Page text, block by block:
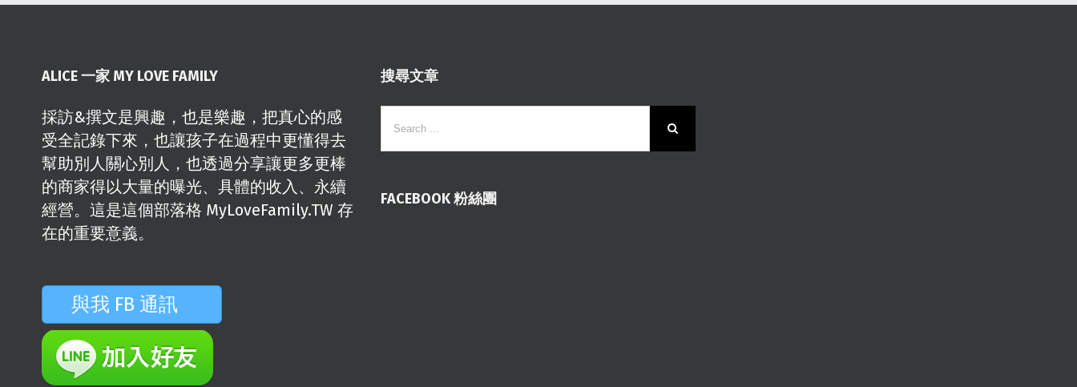
ALICE 一家 MY LOVE FAMILY
採訪&撰文是興趣，也是樂趣，把真心的感
受全記錄下來，也讓孩子在過程中更懂得去
幫助別人關心別人，也透過分享讓更多更棒
的商家得以大量的曝光、具體的收入、永續
經營。這是這個部落格 MyLoveFamily.TW 存
在的重要意義。
與我 FB 通訊
搜尋文章
FACEBOOK 粉絲團